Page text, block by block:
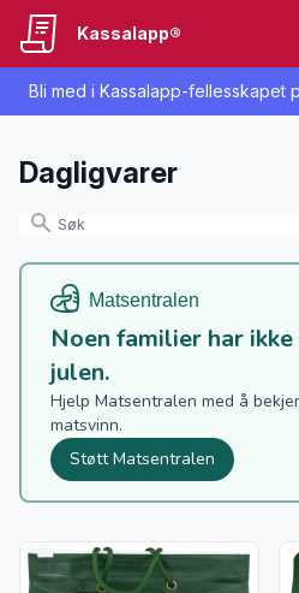
Bli med i Kassalapp-fellesskapet
Kassalapp®
Dagligvarer
Noen familier har
julen.
Hjelp Matsentralen med å
matsvinn.
Støtt Matsentralen
Vis flere detaljer for produktet